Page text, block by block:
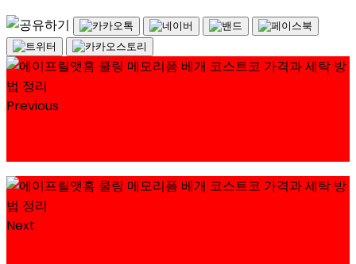
Previous
Next